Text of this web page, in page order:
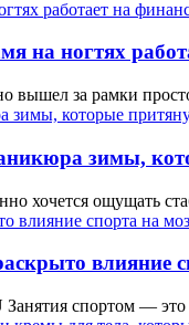
на ногтях
вышел за рамки
зимы,
хочется ощущать
влияние
спортом —